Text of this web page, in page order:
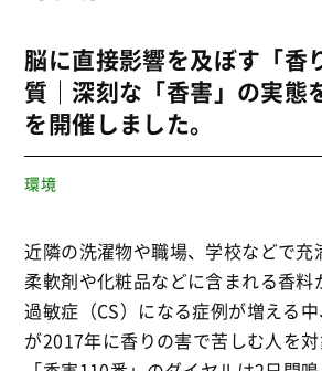
脳に直接影響を及ぼす「香
質｜深刻な「香害」の実態
を開催しました。
環境
近隣の洗濯物や職場、学校などで充
柔軟剤や化粧品などに含まれる香料
過敏症（CS）になる症例が増える
が2017年に香りの害で苦しむ人を